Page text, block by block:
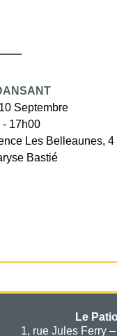
Septembre
- 17h00
Les Belleaunes, 4
Bastié
Le Patio
1, rue Jules Ferry